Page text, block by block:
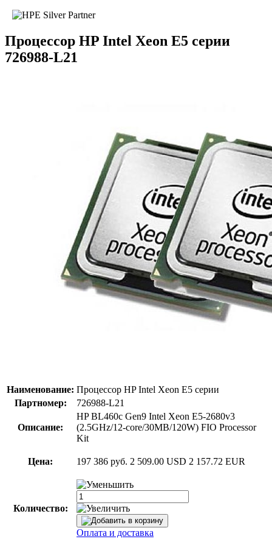
Процессор HP Intel Xeon E5 серии
726988-L21
Наименование: Процессор HP Intel Xeon E5 серии
Партномер:
726988-L21
Описание:
HP BL460c Gen9 Intel Xeon E5-2680v3
(2.5GHz/12-core/30MB/120W) FIO Processor
Kit
Цена: 197 386 руб. 2 509.00 USD 2 157.72 EUR
Количество:
Оплата и доставка